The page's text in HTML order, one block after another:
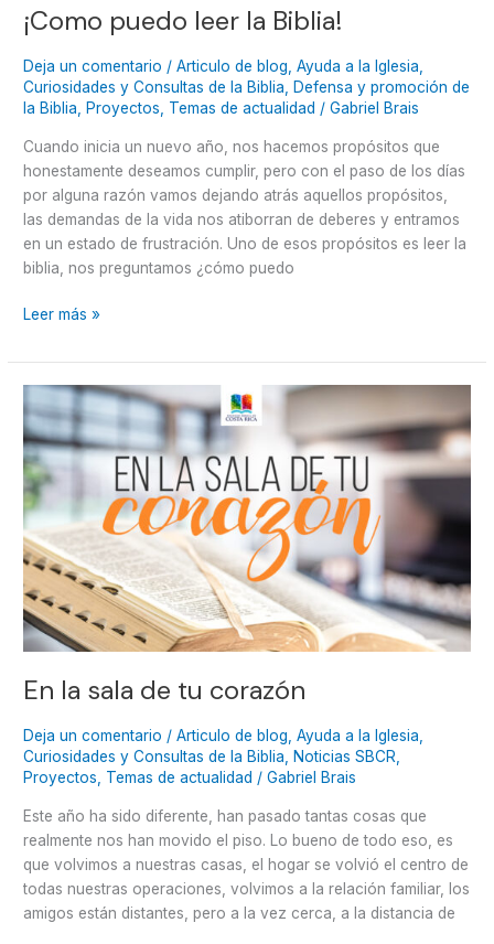
¡Como puedo leer la Biblia!
Deja un comentario /Articulo de blog ,Ayuda a la Iglesia
Curiosidades y Consultas de la Biblia
Defensa y promoción de
la Biblia
Proyectos Temas de actualidad /Gabriel Brais
Cuando inicia un nuevo año, nos hacemos propósitos que
honestamente deseamos cumplir, pero con el paso de los días
por alguna razón vamos dejando atrás aquellos propósitos,
las demandas de la vida nos atiborran de deberes y entramos
en un estado de frustración. Uno de esos propósitos es leer la
biblia, nos preguntamos ¿cómo puedo
Leer más »
En la sala de tu corazón
Deja un comentario /Articulo de blog ,Ayuda a la Iglesia
Curiosidades y Consultas de la Biblia
Noticias SBCR
Proyectos
Temas de actualidad /Gabriel Brais
Este año ha sido diferente, han pasado tantas cosas que
realmente nos han movido el piso. Lo bueno de todo eso, es
que volvimos a nuestras casas, el hogar se volvió el centro de
todas nuestras operaciones, volvimos a la relación familiar, los
amigos están distantes, pero a la vez cerca, a la distancia de
la
sala
de
tu
corazón